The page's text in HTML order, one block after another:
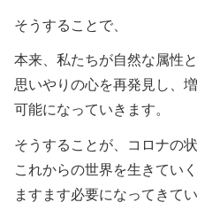
そうすることで、
本来、私たちが自然な属性
思いやりの心を再発見し、
可能になっていきます。
そうすることが、コロナの
これからの世界を生きてい
ますます必要になってきてい